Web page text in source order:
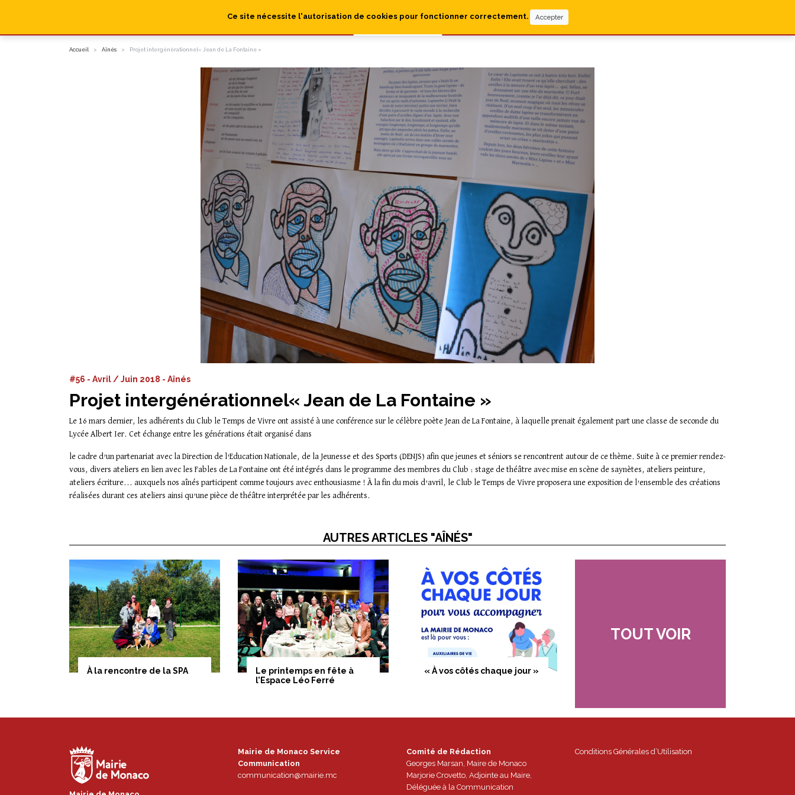
Accueil Aînés Projet intergénérationnel« Jean de La Fontaine »
#56 - Avril / Juin 2018 - Aînés
Projet intergénérationnel« Jean de La Fontaine »
Le 16 mars dernier, les adhérents du Club le Temps de Vivre ont assisté à une conférence sur le célèbre poète Jean de La Fontaine, à laquelle prenait également part une classe de seconde du
Lycée Albert Ier. Cet échange entre les générations était organisé dans
le cadre d’un partenariat avec la Direction de l’Education Nationale, de la Jeunesse et des Sports (DENJS) afin que jeunes et séniors se rencontrent autour de ce thème. Suite à ce premier rendez-
vous, divers ateliers en lien avec les Fables de La Fontaine ont été intégrés dans le programme des membres du Club : stage de théâtre avec mise en scène de saynètes, ateliers peinture,
ateliers écriture... auxquels nos aînés participent comme toujours avec enthousiasme ! À la fin du mois d’avril, le Club le Temps de Vivre proposera une exposition de l’ensemble des créations
réalisées durant ces ateliers ainsi qu’une pièce de théâtre interprétée par les adhérents.
AUTRES ARTICLES "AÎNÉS"
À la rencontre de la SPA
Le printemps en fête à
l’Espace Léo Ferré
« À vos côtés chaque jour »
TOUT VOIR
Mairie de Monaco Service
Communication
communication@mairie.mc
Comité de Rédaction
Georges Marsan, Maire de Monaco
Marjorie Crovetto, Adjointe au Maire,
Déléguée à la Communication
Conditions Générales d’Utilisation
Ce site nécessite l'autorisation de cookies pour fonctionner correctement. Accepter